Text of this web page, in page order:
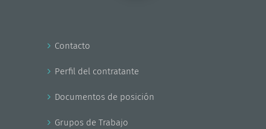
Contacto
Perfil del contratante
Documentos de posición
Grupos de Trabajo